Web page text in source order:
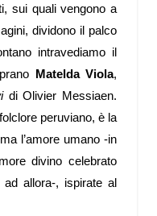
sui quali vengono a
dividono il palco
intravediamo il
Matelda Viola,
di Olivier Messiaen.
peruviano, è la
l’amore umano -in
divino celebrato
allora-, ispirate al